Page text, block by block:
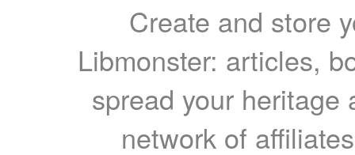
Create and store
Libmonster: articles,
spread your heritage
network of